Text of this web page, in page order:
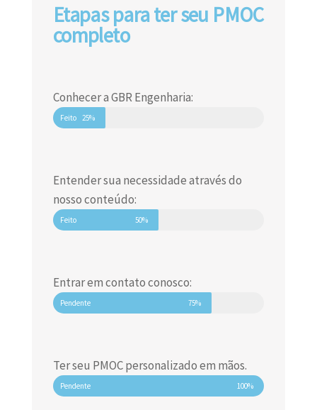
Etapas para ter seu PMOC
completo
Conhecer a GBR Engenharia:
Feito 25%
Entender sua necessidade através do
nosso conteúdo:
Feito 50%
Entrar em contato conosco:
Pendente 75%
Ter seu PMOC personalizado em mãos.
Pendente 100%